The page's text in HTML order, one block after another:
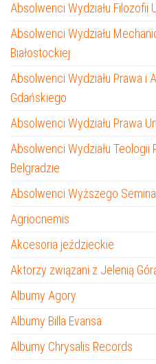
Absolwenci Wydziału Filozofii
Absolwenci Wydziału
Białostockiej
Absolwenci Wydziału Prawa i
Gdańskiego
Absolwenci Wydziału Prawa
Absolwenci Wydziału Teologii
Belgradzie
Absolwenci Wyższego
Agriocnemis
Akcesoria jeździeckie
Aktorzy związani z Jelenią
Albumy Agory
Albumy Billa Evansa
Albumy Chrysalis Records